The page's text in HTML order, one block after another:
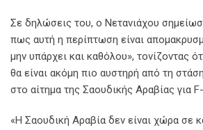
Σε δηλώσεις του, ο Νετανιάχου
πως αυτή η περίπτωση είναι
μην υπάρχει και καθόλου», τονίζοντας
θα είναι ακόμη πιο αυστηρή από τη
στο αίτημα της Σαουδικής Αραβίας για
«Η Σαουδική Αραβία δεν είναι χώρα σε